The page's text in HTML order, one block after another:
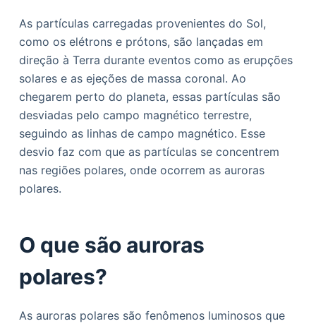
As partículas carregadas provenientes do Sol,
como os elétrons e prótons, são lançadas em
direção à Terra durante eventos como as erupções
solares e as ejeções de massa coronal. Ao
chegarem perto do planeta, essas partículas são
desviadas pelo campo magnético terrestre,
seguindo as linhas de campo magnético. Esse
desvio faz com que as partículas se concentrem
nas regiões polares, onde ocorrem as auroras
polares.
O que são auroras
polares?
As auroras polares são fenômenos luminosos que